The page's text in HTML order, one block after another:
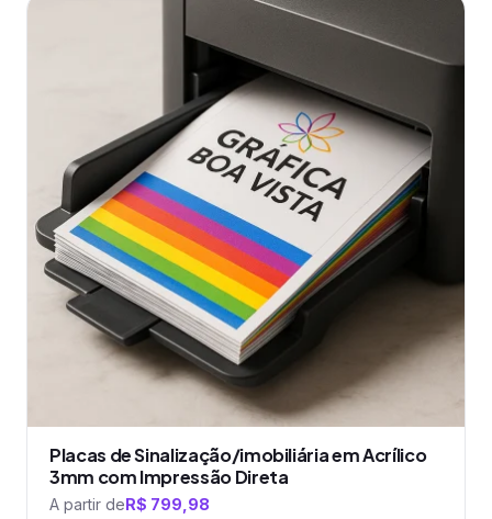
produto
opções
podem
escolhidas
na
página
produto
Placas de Sinalização/imobiliária em Acrílico
3mm com Impressão Direta
A partir deR$ 799,98